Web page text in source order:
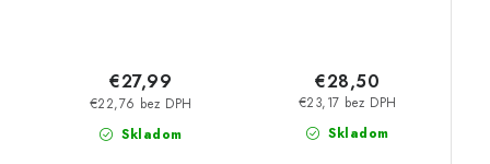
Skladom
€22,76 bez DPH
€27,99
Skladom
€23,17 bez DPH
€28,50